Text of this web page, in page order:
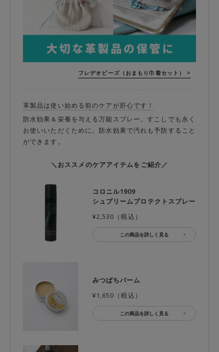
フレデオビーズ（おまもり巾着セット） >
革製品は使い始める前のケアが肝心です！
防水効果＆栄養を与える万能スプレー。すこしでも永く
お使いいただくために。防水効果で汚れも予防すること
ができます。
＼おススメのケアアイテムをご紹介／
コロニル1909
シュプリームプロテクトスプレー
¥2,530（税込）
この商品を詳しく見る
みつばちバーム
¥1,650（税込）
この商品を詳しく見る